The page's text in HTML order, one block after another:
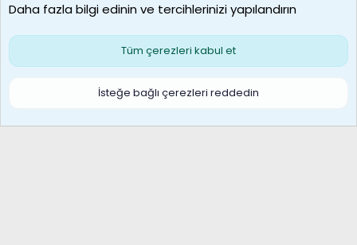
Çerezler
S
Daha fazla bilgi edinin ve tercihlerinizi yapılandırın
Tüm çerezleri kabul et
İsteğe bağlı çerezleri reddedin